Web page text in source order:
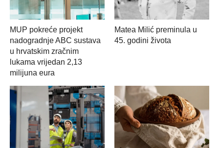
MUP pokreće projekt
nadogradnje ABC sustava
u hrvatskim zračnim
lukama vrijedan 2,13
milijuna eura
Matea Milić preminula u
45. godini života